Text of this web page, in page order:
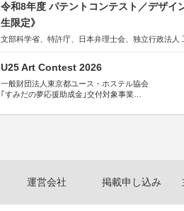
令和8年度 パテントコンテスト／デザイ
生限定》
文部科学省、特許庁、日本弁理士会、独立行政法人
U25 Art Contest 2026
一般財団法人東京都ユース・ホステル協会
｢すみだの夢応援助成金｣交付対象事業
運営会社 掲載申し込み